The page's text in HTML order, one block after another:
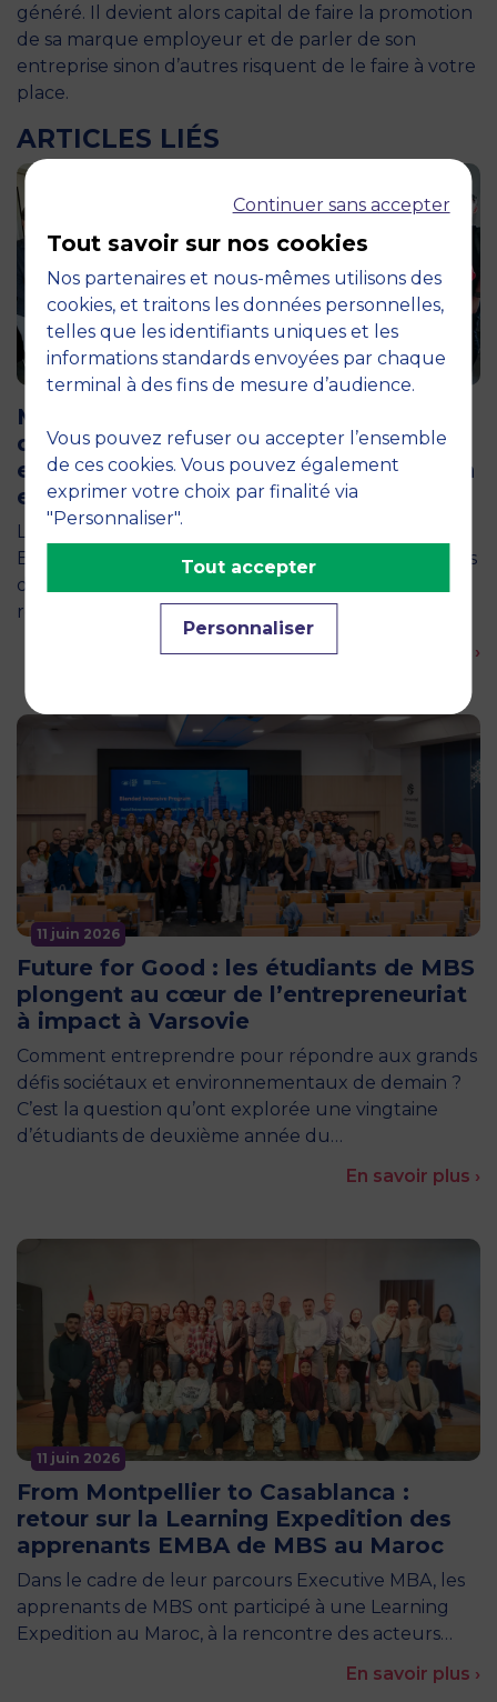
généré. Il devient alors capital de faire la promotion
de sa marque employeur et de parler de son
entreprise sinon d’autres risquent de le faire à votre
place.
ARTICLES LIÉS
12 juin 2026
MBS accueille les jurys des Trophées
de l’Économie Numérique 2026 : un
engagement au service de l’innovation
en occitanie
La semaine dernière, le campus de MBS School of
Business a ouvert ses portes aux jurys des Trophées
de l'Économie Numérique 2026, une compétition
régionale…
En savoir plus ›
11 juin 2026
Future for Good : les étudiants de MBS
plongent au cœur de l’entrepreneuriat
à impact à Varsovie
Comment entreprendre pour répondre aux grands
défis sociétaux et environnementaux de demain ?
C’est la question qu’ont explorée une vingtaine
d’étudiants de deuxième année du…
En savoir plus ›
11 juin 2026
From Montpellier to Casablanca :
retour sur la Learning Expedition des
apprenants EMBA de MBS au Maroc
Dans le cadre de leur parcours Executive MBA, les
apprenants de MBS ont participé à une Learning
Expedition au Maroc, à la rencontre des acteurs…
En savoir plus ›
Continuer sans accepter
Tout savoir sur nos cookies
Nos partenaires et nous-mêmes utilisons des
cookies, et traitons les données personnelles,
telles que les identifiants uniques et les
informations standards envoyées par chaque
terminal à des fins de mesure d’audience.
Vous pouvez refuser ou accepter l’ensemble
de ces cookies. Vous pouvez également
exprimer votre choix par finalité via
"Personnaliser".
Personnaliser
Tout accepter